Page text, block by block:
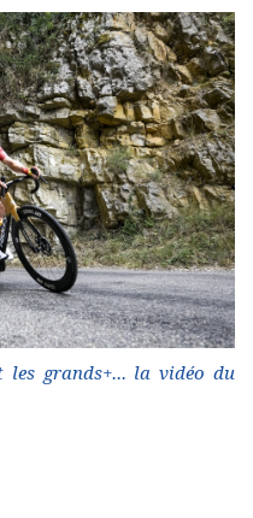
les grands+... la vidéo du